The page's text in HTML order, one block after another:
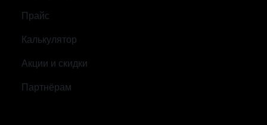
Прайс
Калькулятор
Акции и скидки
Партнёрам